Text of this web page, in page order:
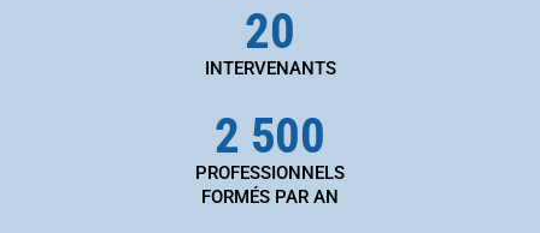
INTERVENANTS
20
PROFESSIONNELS
FORMÉS PAR AN
2 500